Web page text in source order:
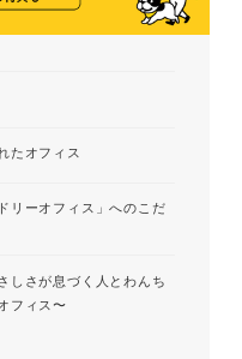
たオフィス
リーオフィス」へのこだ
しさが息づく人とわんち
フィス〜